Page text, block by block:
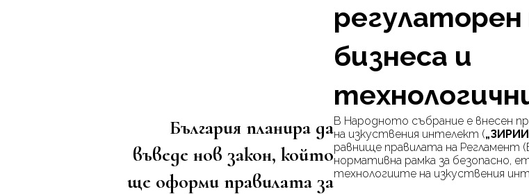
бизнеса и
България планира да
въведе нов закон, който
ще оформи правилата за
В Народното събрание e внесен
на изкуствения интелект (
равнище правилата на Регламент
нормативна рамка за безопасно,
технологиите на изкуствения